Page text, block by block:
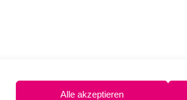
Alle akzeptieren